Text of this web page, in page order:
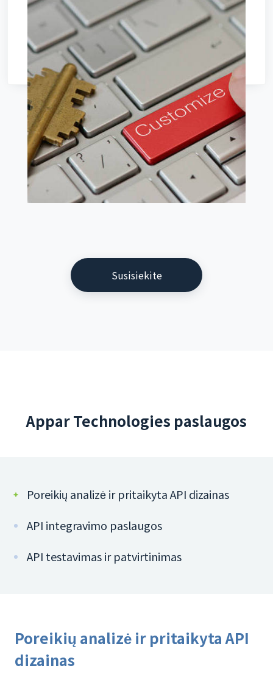
Susisiekite
Appar Technologies paslaugos
Poreikių analizė ir pritaikyta API dizainas
API integravimo paslaugos
API testavimas ir patvirtinimas
Poreikių analizė ir pritaikyta API
dizainas